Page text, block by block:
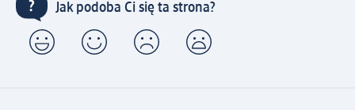
Jak podoba Ci się ta strona?